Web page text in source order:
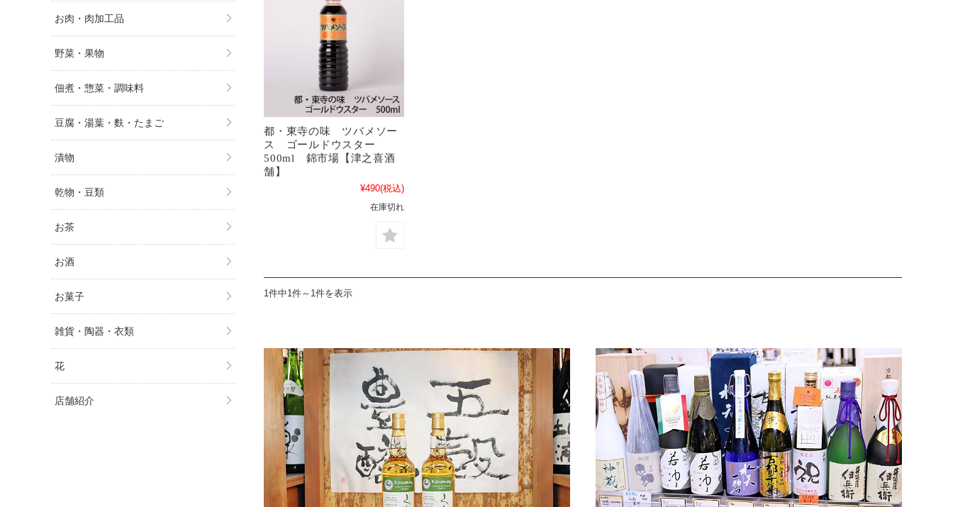
都・東寺の味 ツバメソー
ス ゴールドウスター
500ml 錦市場【津之喜酒
舗】
¥490(税込)
在庫切れ
1件中1件～1件を表示
お肉・肉加工品
野菜・果物
佃煮・惣菜・調味料
豆腐・湯葉・麩・たまご
漬物
乾物・豆類
お茶
お酒
お菓子
雑貨・陶器・衣類
花
店舗紹介